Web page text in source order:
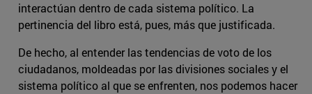
interactúan dentro de cada sistema político. La
pertinencia del libro está, pues, más que justificada.
De hecho, al entender las tendencias de voto de los
ciudadanos, moldeadas por las divisiones sociales y el
sistema político al que se enfrenten, nos podemos hacer